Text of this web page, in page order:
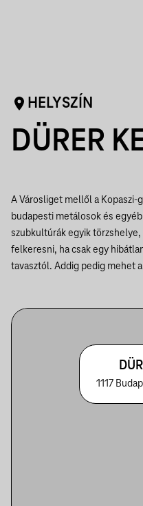
HELYSZÍN
DÜRER
A Városliget mellől a
budapesti metálosok és
szubkultúrák egyik
felkeresni, ha csak egy
tavasztól. Addig pedig mehet a
1117